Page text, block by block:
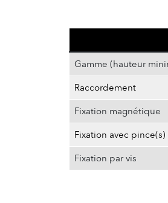
Gamme (hauteur
Raccordement
Fixation magnétique
Fixation avec pince(s)
Fixation par vis